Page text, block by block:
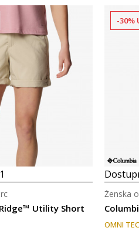
1
Utility Short
-30%
Ženska
OMNI